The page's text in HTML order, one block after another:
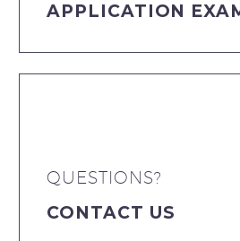
APPLICATION
QUESTIONS?
CONTACT US